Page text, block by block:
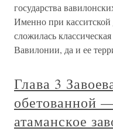
государства
Именно при касситской
сложилась
Вавилонии, да и ее
Глава 3
обетованной
атаманское